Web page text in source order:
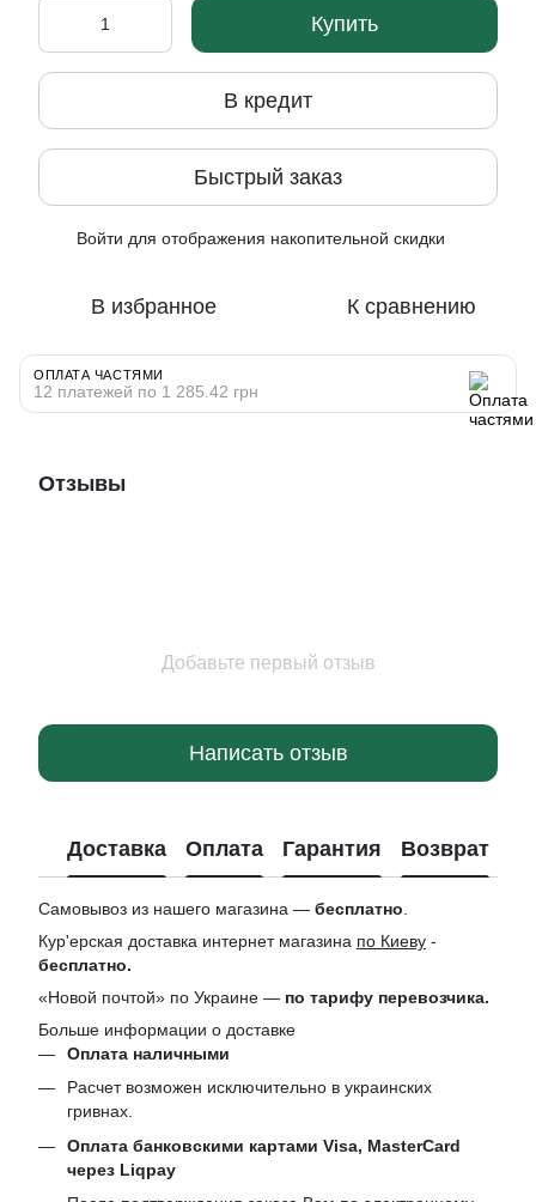
Купить
В кредит
Быстрый заказ
Войти для отображения накопительной скидки
В избранное К сравнению
ОПЛАТА ЧАСТЯМИ
12 платежей по 1 285.42 грн
Отзывы
Добавьте первый отзыв
Написать отзыв
Доставка Оплата Гарантия Возврат
Самовывоз из нашего магазина — бесплатно
Кур'ерская доставка интернет магазина по Киеву -
бесплатно.
«Новой почтой» по Украине — по тарифу перевозчика.
Больше информации о доставке
Оплата наличными
Расчет возможен исключительно в украинских
гривнах.
Оплата банковскими картами Visa, MasterCard
через Liqpay